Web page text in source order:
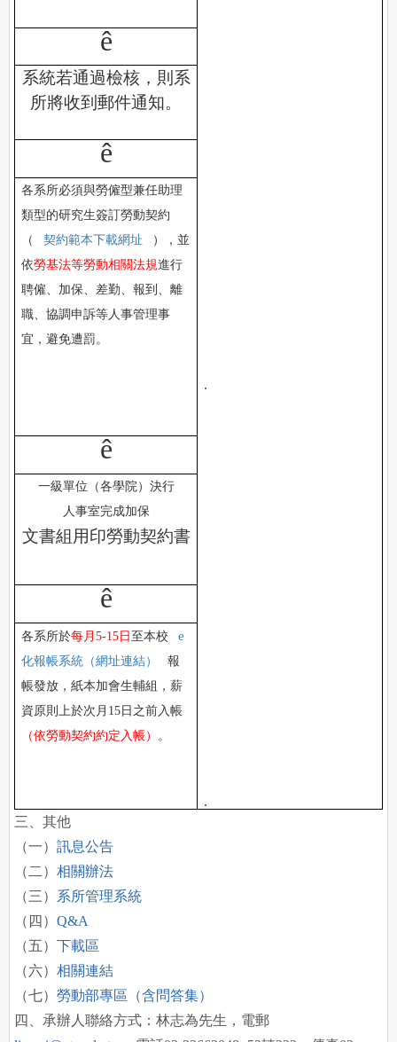
.
.
ê
系統若通過檢核，則系
所將收到郵件通知。
ê
各系所必須與勞僱型兼任助理
類型的研究生簽訂勞動契約
（
契約範本下載網址
），並
依勞基法等勞動相關法規進行
聘僱、加保、差勤、報到、離
職、協調申訴等人事管理事
宜，避免遭罰。
ê
一級單位（各學院）決行
人事室完成加保
文書組用印勞動契約書
ê
各系所於每月5-15 日 至本校 e
化報帳系統（網址連結）
報
帳發放，紙本加會生輔組，薪
資原則上於次月 15 日之前入帳
（依勞動契約約定入帳） 。
三、其他
（一） 訊息公告
（二） 相關辦法
（三） 系所管理系統
（四） Q&A
（五） 下載區
（六） 相關連結
（七） 勞動部專區（含問答集）
四、承辦人聯絡方式：林志為先生，電郵